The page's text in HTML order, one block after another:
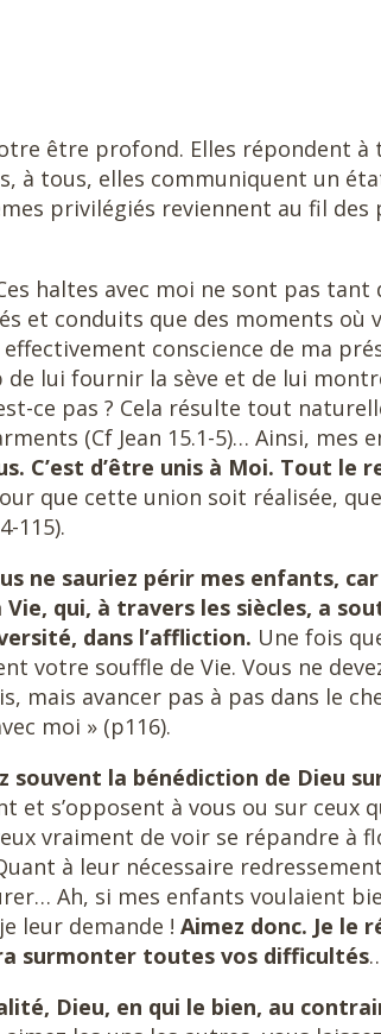
être profond. Elles répondent à
à tous, elles communiquent un
privilégiés reviennent au fil des
haltes avec moi ne sont pas tant
et conduits que des moments où
conscience de ma
lui fournir la sève et de lui
ce pas ? Cela résulte tout
(Cf Jean 15.1-5)… Ainsi, mes
C’est d’être unis à Moi. Tout le
que cette union soit réalisée,
115).
ne sauriez périr mes enfants,
Vie, qui, à travers les siècles, a
dans l’affliction. Une fois
votre souffle de Vie. Vous ne
mais avancer pas à pas dans le
moi » (p116).
souvent la bénédiction de Dieu
s’opposent à vous ou sur ceux
vraiment de voir se répandre à
à leur nécessaire
Ah, si mes enfants voulaient
leur demande ! Aimez donc. Je le
surmonter toutes vos difficultés
Dieu, en qui le bien, au